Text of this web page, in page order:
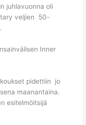
juhlavuonna oli
veljien 50-
Inner
pidettiin jo
maanantaina.
esitelmöitsijä